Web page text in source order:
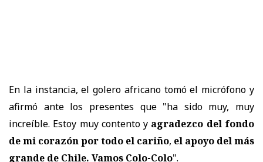
En la instancia, el golero africano tomó el micrófono y
afirmó ante los presentes que "ha sido muy, muy
increíble. Estoy muy contento y agradezco del fondo
de mi corazón por todo el cariño, el apoyo del más
grande de Chile. Vamos Colo-Colo".